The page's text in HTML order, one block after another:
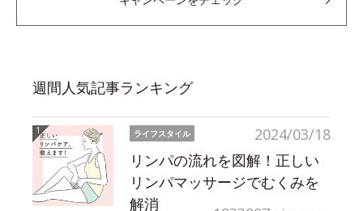
週間人気記事ランキング
2024/03/18
ライフスタイル
リンパの流れを図解！正しい
リンパマッサージでむくみを
解消